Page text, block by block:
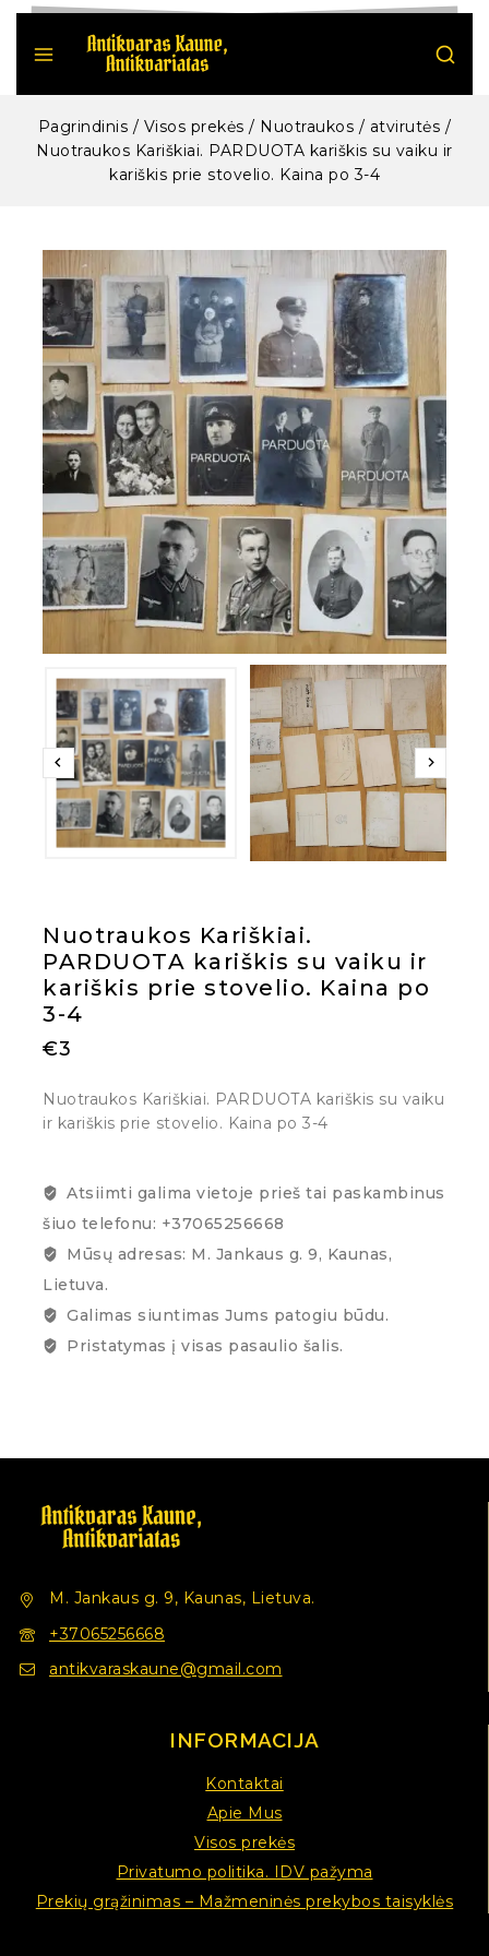
Pagrindinis / Visos prekės / Nuotraukos / atvirutės /
Nuotraukos Kariškiai. PARDUOTA kariškis su vaiku ir
kariškis prie stovelio. Kaina po 3-4
Nuotraukos Kariškiai.
PARDUOTA kariškis su vaiku ir
kariškis prie stovelio. Kaina po
3-4
€3
Nuotraukos Kariškiai. PARDUOTA kariškis su vaiku
ir kariškis prie stovelio. Kaina po 3-4
Atsiimti galima vietoje prieš tai paskambinus
šiuo telefonu: +37065256668
Mūsų adresas: M. Jankaus g. 9, Kaunas,
Lietuva.
Galimas siuntimas Jums patogiu būdu.
Pristatymas į visas pasaulio šalis.
M. Jankaus g. 9, Kaunas, Lietuva.
+37065256668
antikvaraskaune@gmail.com
INFORMACIJA
Kontaktai
Apie Mus
Visos prekės
Privatumo politika. IDV pažyma
Prekių grąžinimas – Mažmeninės prekybos taisyklės